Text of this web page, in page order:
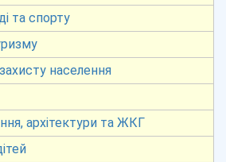
та спорту
населення
архітектури та ЖКГ